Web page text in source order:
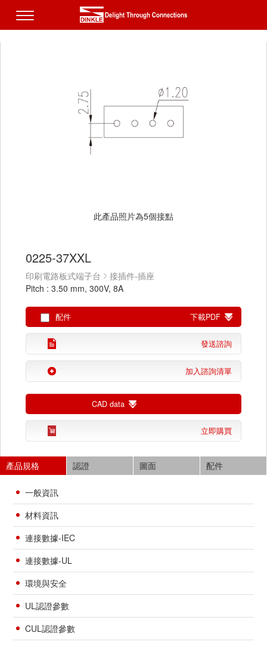
此產品照片為5個接點
0225-37XXL
印刷電路板式端子台
接插件-插座
Pitch : 3.50 mm, 300V, 8A
配件 下載PDF
發送諮詢
加入諮詢清單
CAD data
立即購買
產品規格 認證 圖面 配件
一般資訊
材料資訊
連接數據-IEC
連接數據-UL
環境與安全
UL認證參數
CUL認證參數